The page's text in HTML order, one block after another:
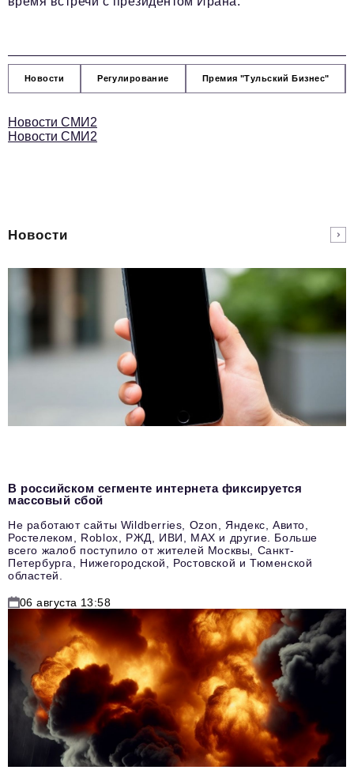
Новости Регулирование Премия "Тульский Бизнес"
Новости СМИ2
Новости СМИ2
Новости
В российском сегменте интернета фиксируется
массовый сбой
Не работают сайты Wildberries, Ozon, Яндекс, Авито,
Ростелеком, Roblox, РЖД, ИВИ, MAX и другие. Больше
всего жалоб поступило от жителей Москвы, Санкт-
Петербурга, Нижегородской, Ростовской и Тюменской
областей.
06 августа 13:58